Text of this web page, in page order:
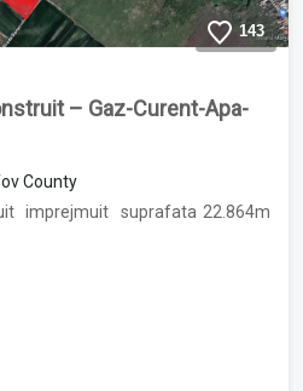
143
– Gaz-Curent-Apa-
County
imprejmuit suprafata 22.864m